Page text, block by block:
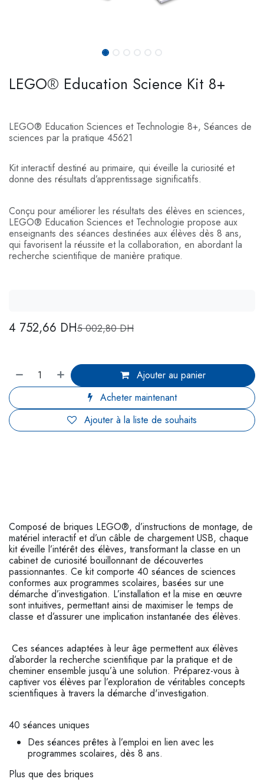
LEGO® Education Science Kit 8+
LEGO® Education Sciences et Technologie 8+, Séances de
sciences par la pratique 45621
Kit interactif destiné au primaire, qui éveille la curiosité et
donne des résultats d’apprentissage significatifs.
Conçu pour améliorer les résultats des élèves en sciences,
LEGO® Education Sciences et Technologie propose aux
enseignants des séances destinées aux élèves dès 8 ans,
qui favorisent la réussite et la collaboration, en abordant l​a
recherche scientifique de manière pratique.
4 752,66 DH5 002,80DH
Ajouter au panier
Acheter maintenant
Ajouter à la liste de souhaits
Composé de briques LEGO®, d’instructions de montage, de
matériel interactif et d’un câble de chargement USB, chaque
kit éveille l’intérêt des élèves, transformant la classe en un
cabinet de curiosité bouillonnant de découvertes
passionnantes. Ce kit comporte 40 séances de sciences
conformes aux programmes scolaires, basées sur une
démarche d’investigation. L’installation et la mise en œuvre
sont intuitives, permettant ainsi de maximiser le temps de
classe et d’assurer une implication instantanée des élèves.
Ces séances adaptées à leur âge permettent aux élèves
d’aborder la recherche scientifique par la pratique et de
cheminer ensemble jusqu’à une solution. Préparez-vous à
captiver vos élèves par l’exploration de véritables concepts
scientifiques à travers la démarche d'investigation.
40 séances uniques
Des séances prêtes à l’emploi en lien avec les
programmes scolaires, dès 8 ans.
Plus que des briques